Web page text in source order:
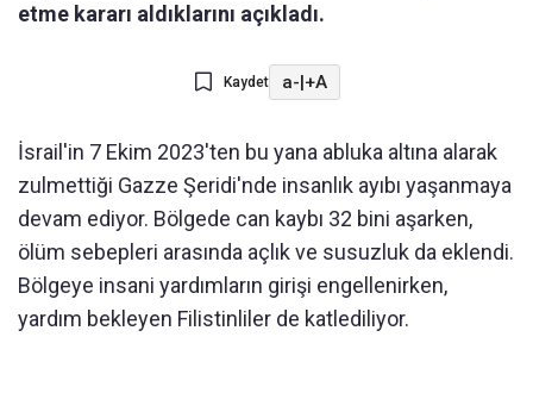
etme kararı aldıklarını açıkladı.
Kaydet a-|+A
İsrail'in 7 Ekim 2023'ten bu yana abluka altına alarak
zulmettiği Gazze Şeridi'nde insanlık ayıbı yaşanmaya
devam ediyor. Bölgede can kaybı 32 bini aşarken,
ölüm sebepleri arasında açlık ve susuzluk da eklendi.
Bölgeye insani yardımların girişi engellenirken,
yardım bekleyen Filistinliler de katlediliyor.